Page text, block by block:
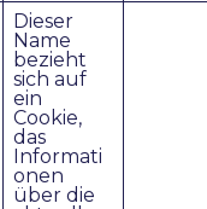
Dieser
Name
bezieht
sich auf
ein
Cookie,
das
Informati
onen
über die